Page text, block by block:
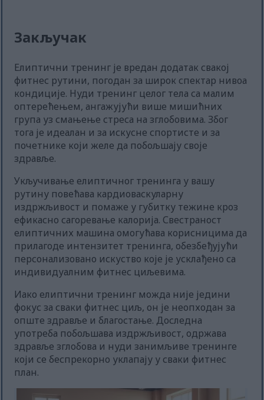
Закључак
Елиптични тренинг је вредан додатак свакој
фитнес рутини, погодан за широк спектар нивоа
кондиције. Нуди тренинг целог тела са малим
оптерећењем, ангажујући више мишићних
група уз смањење стреса на зглобовима. Због
тога је идеалан и за искусне спортисте и за
почетнике који желе да побољшају своје
здравље.
Укључивање елиптичног тренинга у вашу
рутину повећава кардиоваскуларну
издржљивост и помаже у губитку тежине кроз
ефикасно сагоревање калорија. Свестраност
елиптичних машина омогућава корисницима да
прилагоде интензитет тренинга, обезбеђујући
персонализовано искуство које је усклађено са
индивидуалним фитнес циљевима.
Иако елиптични тренинг можда није једини
фокус за сваки фитнес циљ, он је неопходан за
опште здравље и благостање. Доследна
употреба побољшава издржљивост, одржава
здравље зглобова и нуди занимљиве тренинге
који се беспрекорно уклапају у сваки фитнес
план.